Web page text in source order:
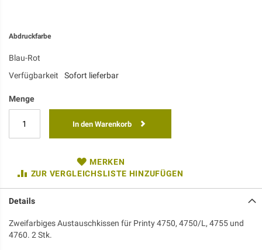
Abdruckfarbe
Blau-Rot
Verfügbarkeit
Sofort lieferbar
Menge
In den Warenkorb
MERKEN
ZUR VERGLEICHSLISTE HINZUFÜGEN
Details
Zweifarbiges Austauschkissen für Printy 4750, 4750/L, 4755 und
4760. 2 Stk.